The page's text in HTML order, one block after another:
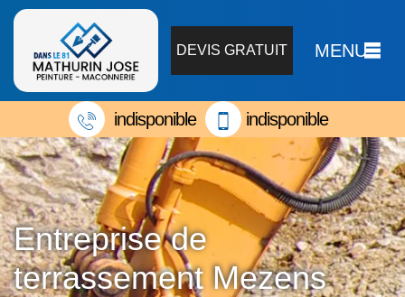
DEVIS GRATUIT MENU
indisponible indisponible
Entreprise de
terrassement Mezens